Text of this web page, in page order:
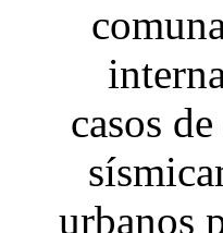
casos
urbanos